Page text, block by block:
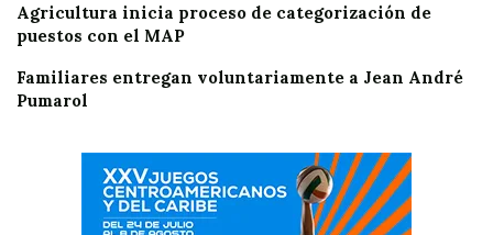
Agricultura inicia proceso de categorización de
puestos con el MAP
Familiares entregan voluntariamente a Jean André
Pumarol